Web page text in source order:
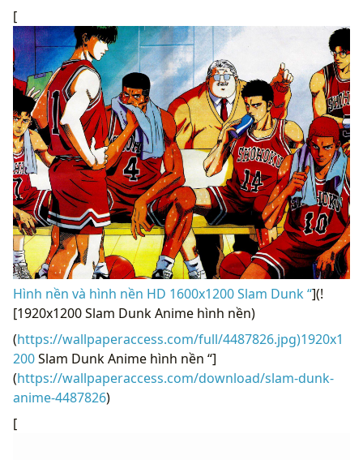
[
Hình nền và hình nền HD 1600x1200 Slam Dunk “](!
[1920x1200 Slam Dunk Anime hình nền)
(https://wallpaperaccess.com/full/4487826.jpg)1920x1
200Slam Dunk Anime hình nền “]
(https://wallpaperaccess.com/download/slam-dunk-
anime-4487826)
[